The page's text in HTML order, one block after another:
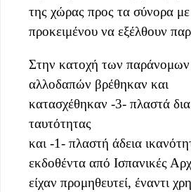
της χώρας προς τα σύνορα
προκειμένου να εξέλθουν
Στην κατοχή των παράνομων
αλλοδαπών βρέθηκαν και
κατασχέθηκαν -3- πλαστά
ταυτότητας
και -1- πλαστή άδεια
εκδοθέντα από Ισπανικές
είχαν προμηθευτεί, έναντι